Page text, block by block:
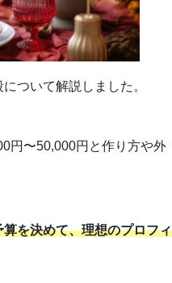
ついて解説しました。
円〜50,000円と作り方や外
を決めて、理想のプロフィ